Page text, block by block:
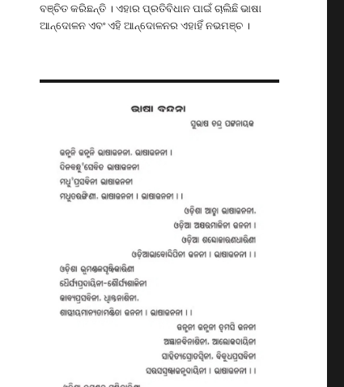
ବଞ୍ଚିତ କରିଛନ୍ତି । ଏହାର ପ୍ରତିବିଧାନ ପାଇଁ ଚାଲିଛି ଭାଷା
ଆନ୍ଦୋଳନ ଏବଂ ଏହି ଆନ୍ଦୋଳନର ଏହାହିଁ ନଭମଞ୍ଚ ।